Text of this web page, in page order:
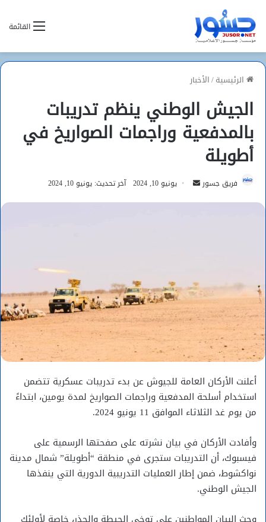
القائمة
الرئيسية/الأخبار
الجيش الوطني ينظم تدريبات
بالمدفعية وراجمات الصواريخ في
أطويلة
فريق جسور
أرسل يونيو 10, 2024 آخر تحديث: يونيو 10, 2024
أعلنت الأركان العامة للجيوش عن بدء تدريبات عسكرية تتضمن
استخدام أسلحة المدفعية وراجمات الصواريخ لمدة يومين، ابتداءً
من يوم غد الثلاثاء الموافق 11 يونيو 2024.
وأفادت الأركان في بيان نشرته على صفحتها الرسمية على
فيسبوك، أن التدريبات ستجرى في منطقة “أطويلة” شمال مدينة
نواكشوط، ضمن إطار العمليات التدريبية الدورية التي ينفذها
الجيش الوطني.